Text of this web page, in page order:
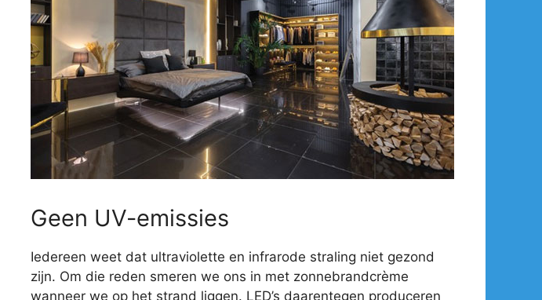
Geen UV-emissies
Iedereen weet dat ultraviolette en infrarode straling niet gezond
zijn. Om die reden smeren we ons in met zonnebrandcrème
wanneer we op het strand liggen. LED’s daarentegen produceren